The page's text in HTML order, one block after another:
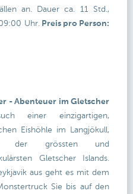
an. Dauer ca. 11 Std.,
Uhr.Preis pro Person:
- Abenteuer im Gletscher
einer einzigartigen,
Eishöhle im Langjökull,
der grössten und
Gletscher Islands.
aus geht es mit dem
Sie bis auf den